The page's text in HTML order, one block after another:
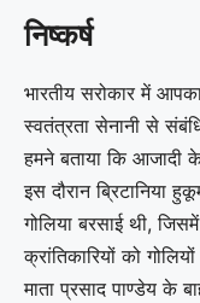
निष्कर्ष
भारतीय सरोकार में
स्वतंत्रता सेनानी से
हमने बताया कि आजादी
इस दौरान ब्रिटानिया
गोलिया बरसाई थी,
क्रांतिकारियों को
माता प्रसाद पाण्डेय के